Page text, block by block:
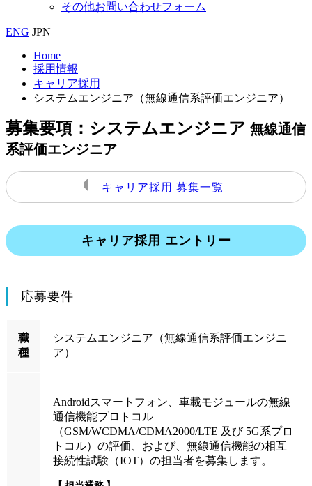
その他お問い合わせフォーム
ENG JPN
Home
採用情報
キャリア採用
システムエンジニア（無線通信系評価エンジニア）
募集要項：システムエンジニア 無線通信
系評価エンジニア
キャリア採用 募集一覧
キャリア採用 エントリー
応募要件
職
種
システムエンジニア（無線通信系評価エンジニ
ア）
Androidスマートフォン、車載モジュールの無線
通信機能プロトコル
（GSM/WCDMA/CDMA2000/LTE 及び 5G系プロ
トコル）の評価、および、無線通信機能の相互
接続性試験（IOT）の担当者を募集します。